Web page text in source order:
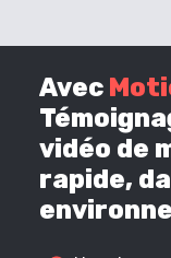
Avec
vidéo de
rapide,